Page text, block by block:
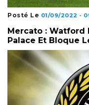
Posté Le 01/09/2022 -
Mercato : Watford
Palace Et Bloque